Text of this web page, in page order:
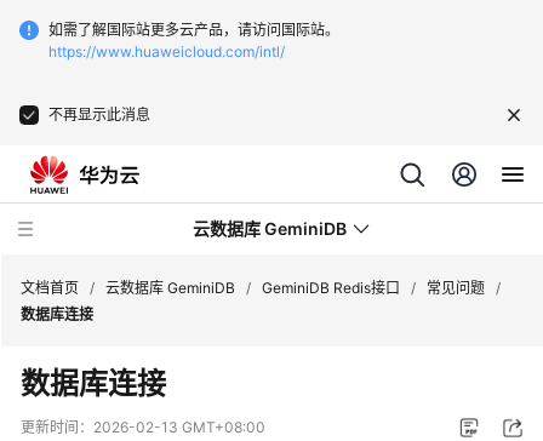
如需了解国际站更多云产品，请访问国际站。
https://www.huaweicloud.com/intl/
不再显示此消息
云数据库 GeminiDB
最
新
动
文档首页 / 云数据库 GeminiDB / GeminiDB Redis接口 / 常见问题 /
数据库连接
数据库连接
更新时间： 2026-02-13 GMT+08:00